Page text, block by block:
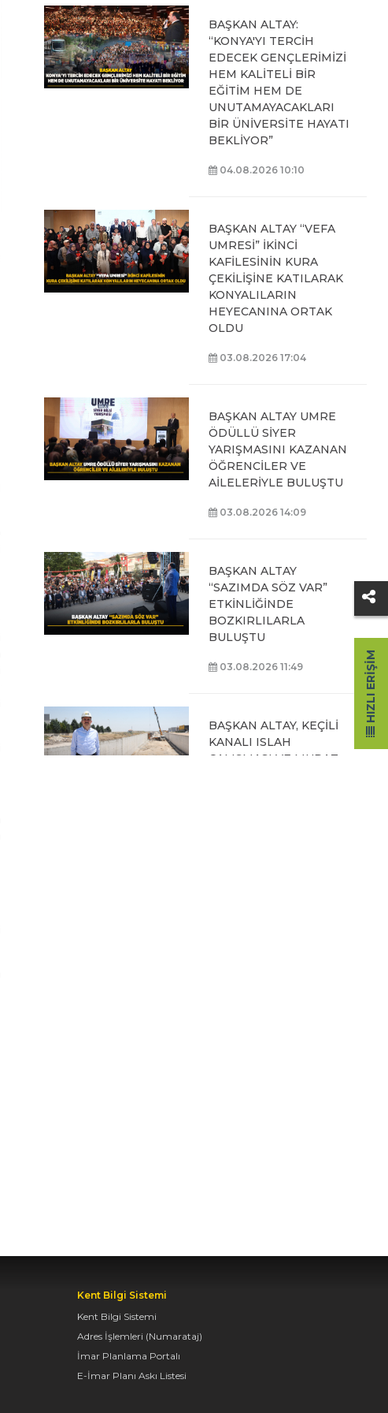
BAŞKAN ALTAY:
“KONYA'YI TERCİH
EDECEK GENÇLERİMİZİ
HEM KALİTELİ BİR
EĞİTİM HEM DE
UNUTAMAYACAKLARI
BİR ÜNİVERSİTE HAYATI
BEKLİYOR”
04.08.2026 10:10
BAŞKAN ALTAY “VEFA
UMRESİ” İKİNCİ
KAFİLESİNİN KURA
ÇEKİLİŞİNE KATILARAK
KONYALILARIN
HEYECANINA ORTAK
OLDU
03.08.2026 17:04
BAŞKAN ALTAY UMRE
ÖDÜLLÜ SİYER
YARIŞMASINI KAZANAN
ÖĞRENCİLER VE
AİLELERİYLE BULUŞTU
03.08.2026 14:09
BAŞKAN ALTAY
“SAZIMDA SÖZ VAR”
ETKİNLİĞİNDE
BOZKIRLILARLA
BULUŞTU
03.08.2026 11:49
BAŞKAN ALTAY, KEÇİLİ
KANALI ISLAH
ÇALIŞMASI VE MURAT
HERSEK
Kent Bilgi Sistemi
Kent Bilgi Sistemi
Adres İşlemleri (Numarataj)
İmar Planlama Portalı
E-İmar Planı Askı Listesi
HIZLI ERIŞIM